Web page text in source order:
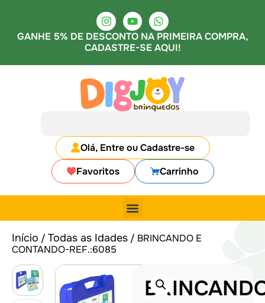
GANHE 5% DE DESCONTO NA PRIMEIRA COMPRA,
CADASTRE-SE AQUI!
Olá, Entre ou Cadastre-se
Favoritos
Carrinho
Início / Todas as Idades / BRINCANDO E
CONTANDO-REF.:6085